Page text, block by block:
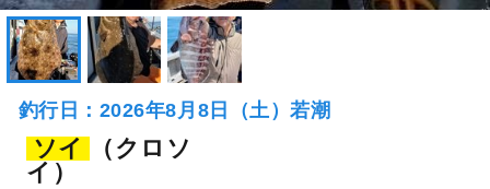
釣行日：2026年8月8日（土）若潮
ソイ
（クロソ
イ）